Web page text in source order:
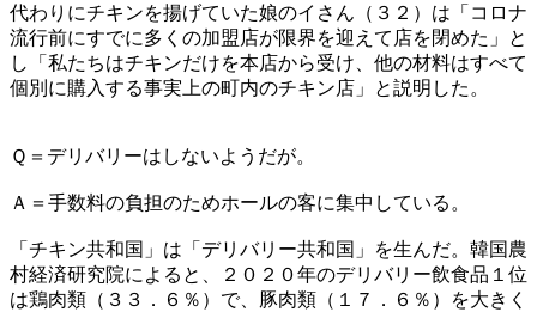
代わりにチキンを揚げていた娘のイさん（３２）は「コロナ
流行前にすでに多くの加盟店が限界を迎えて店を閉めた」と
し「私たちはチキンだけを本店から受け、他の材料はすべて
個別に購入する事実上の町内のチキン店」と説明した。
Ｑ＝デリバリーはしないようだが。
Ａ＝手数料の負担のためホールの客に集中している。
「チキン共和国」は「デリバリー共和国」を生んだ。韓国農
村経済研究院によると、２０２０年のデリバリー飲食品１位
は鶏肉類（３３．６％）で、豚肉類（１７．６％）を大きく